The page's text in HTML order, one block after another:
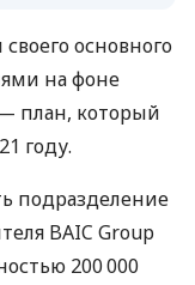
основного
на фоне
план, который
году.
подразделение
BAIC Group
200 000